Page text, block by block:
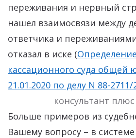
переживания и нервный
нашел взаимосвязи между
ответчика и
отказал в иске (
кассационного суда общей
21.01.2020 по делу N 88-2711/
консультант плюс
Больше примеров из
Вашему вопросу – в системе